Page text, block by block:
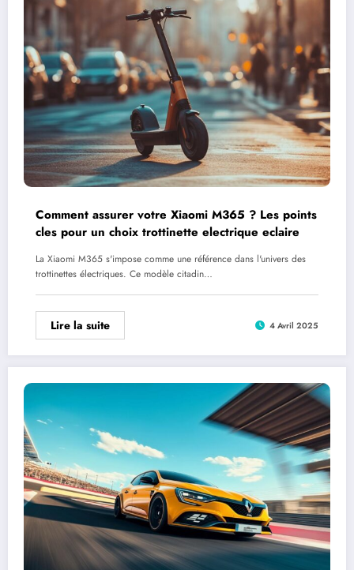
Comment assurer votre Xiaomi M365 ? Les points
cles pour un choix trottinette electrique eclaire
La Xiaomi M365 s'impose comme une référence dans l'univers des
trottinettes électriques. Ce modèle citadin…
Lire la suite 4 Avril 2025